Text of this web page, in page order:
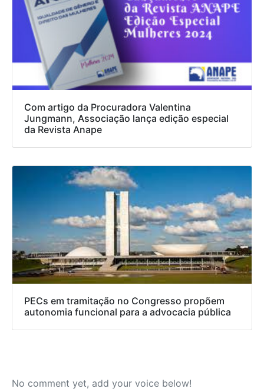
Com artigo da Procuradora Valentina
Jungmann, Associação lança edição especial
da Revista Anape
PECs em tramitação no Congresso propõem
autonomia funcional para a advocacia pública
No comment yet, add your voice below!